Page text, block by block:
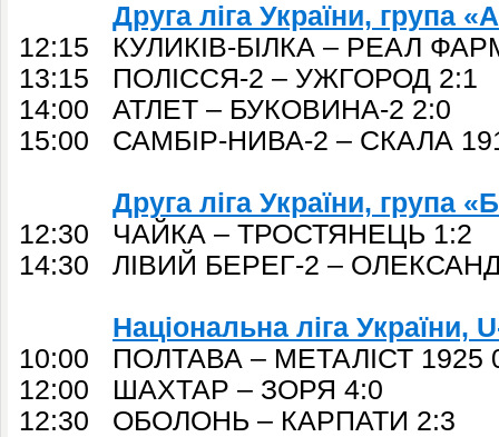
Друга ліга України, група
12:15 КУЛИКІВ-БІЛКА – РЕАЛ
13:15 ПОЛІССЯ-2 – УЖГОРОД 2:1
14:00 АТЛЕТ – БУКОВИНА-2 2:0
15:00 САМБІР-НИВА-2 – СКАЛА
Друга ліга України, група
12:30 ЧАЙКА – ТРОСТЯНЕЦЬ 1:2
14:30 ЛІВИЙ БЕРЕГ-2 –
Національна ліга України,
10:00 ПОЛТАВА – МЕТАЛІСТ 1925
12:00 ШАХТАР – ЗОРЯ 4:0
12:30 ОБОЛОНЬ – КАРПАТИ 2:3